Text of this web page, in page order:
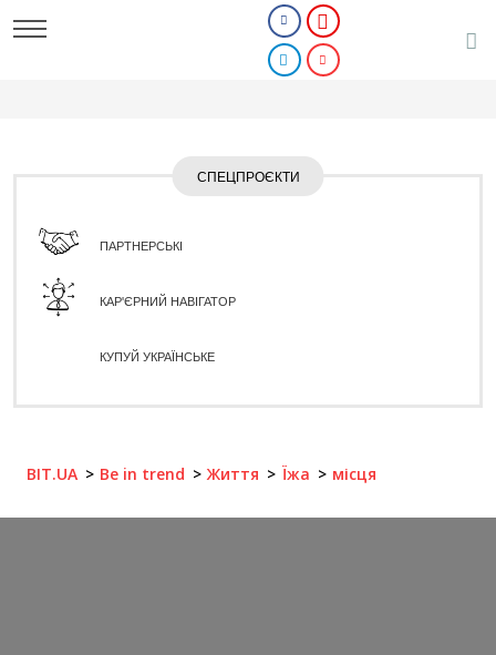
СПЕЦПРОЄКТИ
ПАРТНЕРСЬКІ
КАР'ЄРНИЙ НАВІГАТОР
КУПУЙ УКРАЇНСЬКЕ
BIT.UA Be in trend Життя Їжа місця